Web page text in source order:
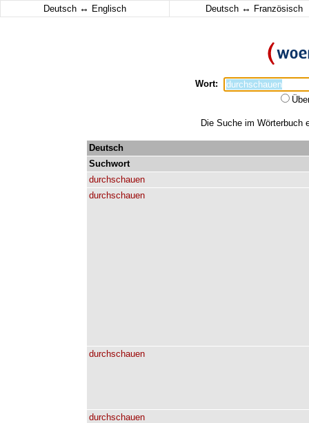
Deutsch ↔ Englisch Deutsch ↔ Französisch
Wort:
Die Suche im Wörterbuch
Deutsch
Suchwort
durchschauen
durchschauen
durchschauen
durchschauen